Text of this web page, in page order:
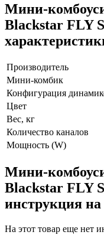
Мини-
Blackstar FLY
Производитель
Мини-комбик
Конфигурация
Цвет
Вес, кг
Количество каналов
Мощность (W)
Мини-
Blackstar FLY
инструкция
На этот товар еще нет